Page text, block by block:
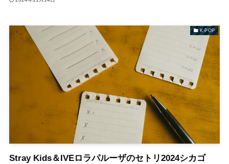
K-POP
Stray Kids＆IVEロラパルーザのセトリ2024シカゴ